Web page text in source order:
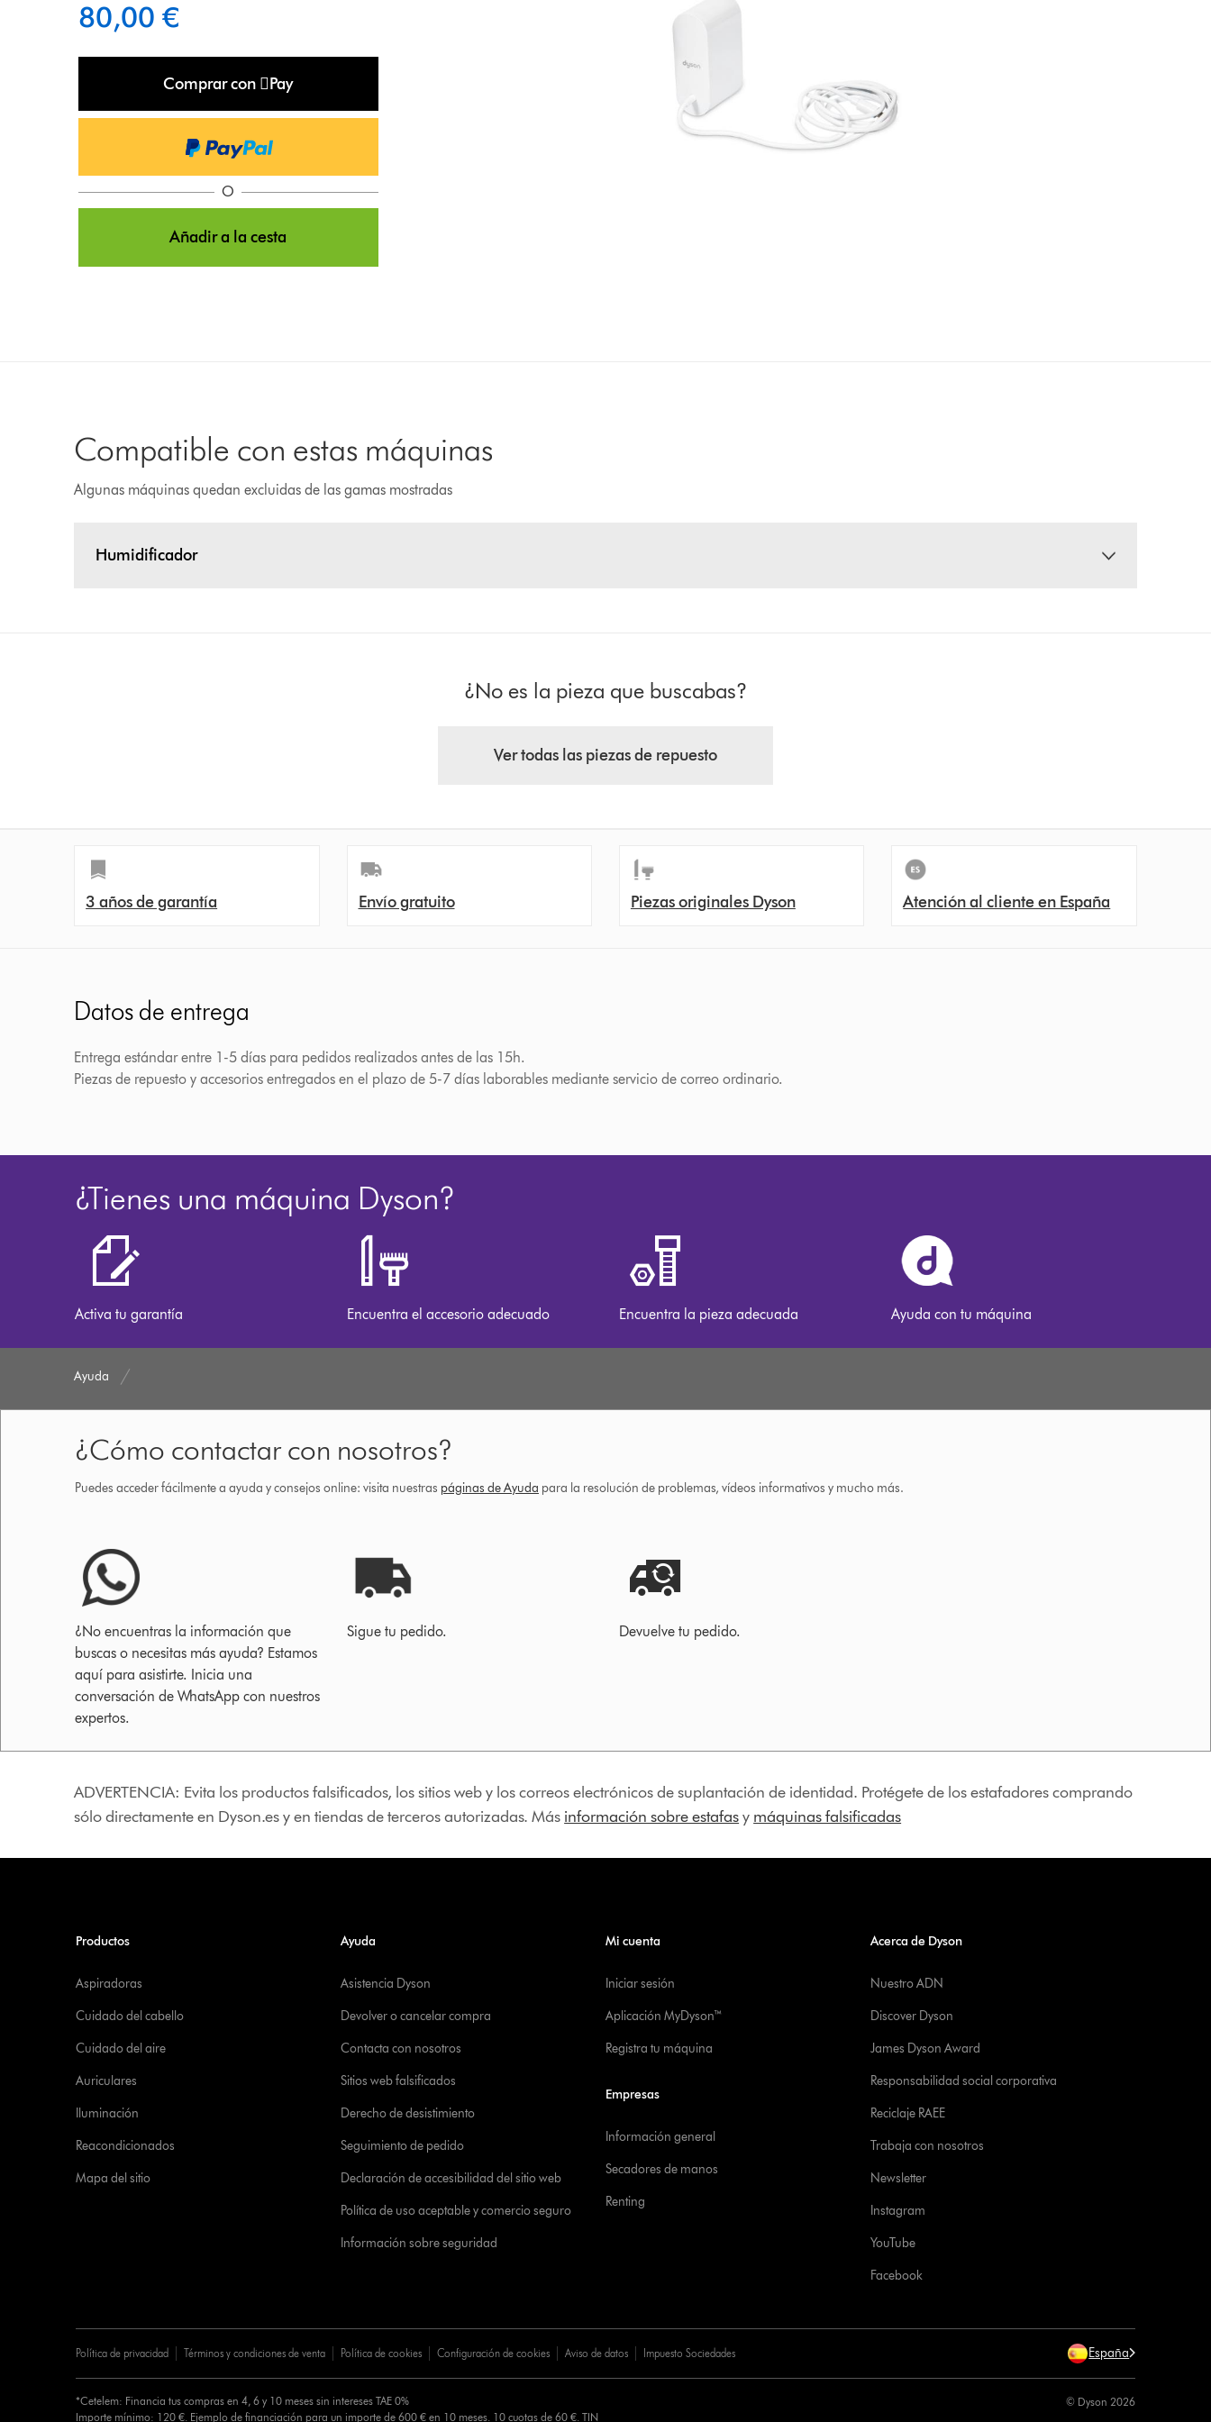
80,00 €
Comprar con Pay
O
Añadir a la cesta
Compatible con estas máquinas
Algunas máquinas quedan excluidas de las gamas mostradas
Humidificador
¿No es la pieza que buscabas?
Ver todas las piezas de repuesto
3 años de garantía Envío gratuito Piezas originales Dyson Atención al cliente en España
Datos de entrega
Entrega estándar entre 1-5 días para pedidos realizados antes de las 15h.
Piezas de repuesto y accesorios entregados en el plazo de 5-7 días laborables mediante servicio de correo ordinario.
¿Tienes una máquina Dyson?
Activa tu garantía Encuentra el accesorio adecuado Encuentra la pieza adecuada Ayuda con tu máquina
Ayuda
¿Cómo contactar con nosotros?
Puedes acceder fácilmente a ayuda y consejos online: visita nuestras páginas de Ayuda para la resolución de problemas, vídeos informativos y mucho más.
¿No encuentras la información que
buscas o necesitas más ayuda? Estamos
aquí para asistirte. Inicia una
conversación de WhatsApp con nuestros
expertos.
Sigue tu pedido. Devuelve tu pedido.
ADVERTENCIA: Evita los productos falsificados, los sitios web y los correos electrónicos de suplantación de identidad. Protégete de los estafadores comprando
sólo directamente en Dyson.es y en tiendas de terceros autorizadas. Más información sobre estafasy máquinas falsificadas
Productos
Aspiradoras
Cuidado del cabello
Cuidado del aire
Auriculares
Iluminación
Reacondicionados
Mapa del sitio
Ayuda
Asistencia Dyson
Devolver o cancelar compra
Contacta con nosotros
Sitios web falsificados
Derecho de desistimiento
Seguimiento de pedido
Declaración de accesibilidad del sitio web
Política de uso aceptable y comercio seguro
Información sobre seguridad
Mi cuenta
Iniciar sesión
Aplicación MyDyson™
Registra tu máquina
Empresas
Información general
Secadores de manos
Renting
Acerca de Dyson
Nuestro ADN
Discover Dyson
James Dyson Award
Responsabilidad social corporativa
Reciclaje RAEE
Trabaja con nosotros
Newsletter
Instagram
YouTube
Facebook
Política de privacidad Términos y condiciones de venta Política de cookies Configuración de cookies Aviso de datos Impuesto Sociedades España
*Cetelem: Financia tus compras en 4, 6 y 10 meses sin intereses TAE 0%
Importe mínimo: 120 €. Ejemplo de financiación para un importe de 600 € en 10 meses. 10 cuotas de 60 €. TIN
© Dyson 2026